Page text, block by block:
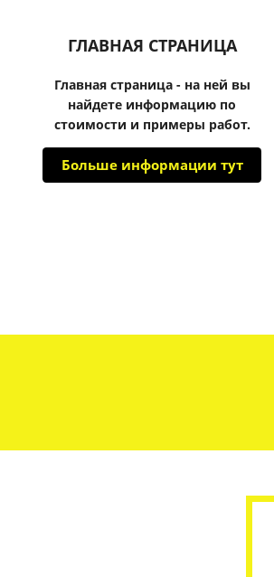
ГЛАВНАЯ СТРАНИЦА
Главная страница - на ней вы
найдете информацию по
стоимости и примеры работ.
Больше информации тут